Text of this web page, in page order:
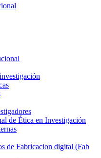
de Ética en Investigación
de Fabricacion digital (Fab